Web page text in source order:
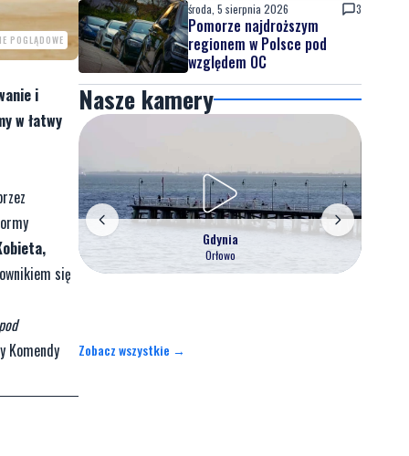
POGLĄDOWE
i
w łatwy
się
Komendy
środa, 5 sierpnia 2026 3
Pomorze najdroższym
regionem w Polsce pod
względem OC
Nasze kamery
Gdynia
Orłowo
Zobacz wszystkie →